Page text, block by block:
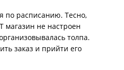
по расписанию. Тесно,
магазин не настроен
толпа.
заказ и прийти его